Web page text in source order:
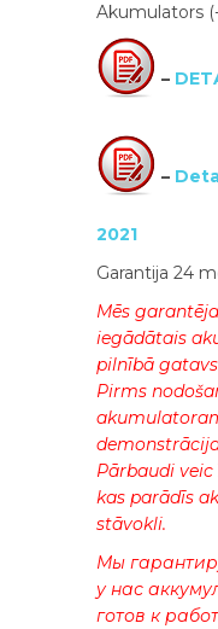
Akumulators
–
–
2021
Garantija 24
Mēs
iegādātais
pilnībā
Pirms
Pārbaudi veic
kas parādīs
stāvokli.
Мы
у нас
готов к